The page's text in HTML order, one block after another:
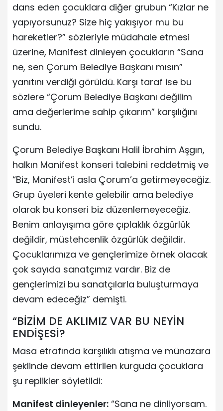
dans eden çocuklara diğer grubun “Kızlar ne
yapıyorsunuz? Size hiç yakışıyor mu bu
hareketler?” sözleriyle müdahale etmesi
üzerine, Manifest dinleyen çocukların “Sana
ne, sen Çorum Belediye Başkanı mısın”
yanıtını verdiği görüldü. Karşı taraf ise bu
sözlere “Çorum Belediye Başkanı değilim
ama değerlerime sahip çıkarım” karşılığını
sundu.
Çorum Belediye Başkanı Halil İbrahim Aşgın,
halkın Manifest konseri talebini reddetmiş ve
“Biz, Manifest’i asla Çorum’a getirmeyeceğiz.
Grup üyeleri kente gelebilir ama belediye
olarak bu konseri biz düzenlemeyeceğiz.
Benim anlayışıma göre çıplaklık özgürlük
değildir, müstehcenlik özgürlük değildir.
Çocuklarımıza ve gençlerimize örnek olacak
çok sayıda sanatçımız vardır. Biz de
gençlerimizi bu sanatçılarla buluşturmaya
devam edeceğiz” demişti.
“BİZİM DE AKLIMIZ VAR BU NEYİN
ENDİŞESİ?
Masa etrafında karşılıklı atışma ve münazara
şeklinde devam ettirilen kurguda çocuklara
şu replikler söyletildi:
Manifest dinleyenler: “Sana ne dinliyorsam.